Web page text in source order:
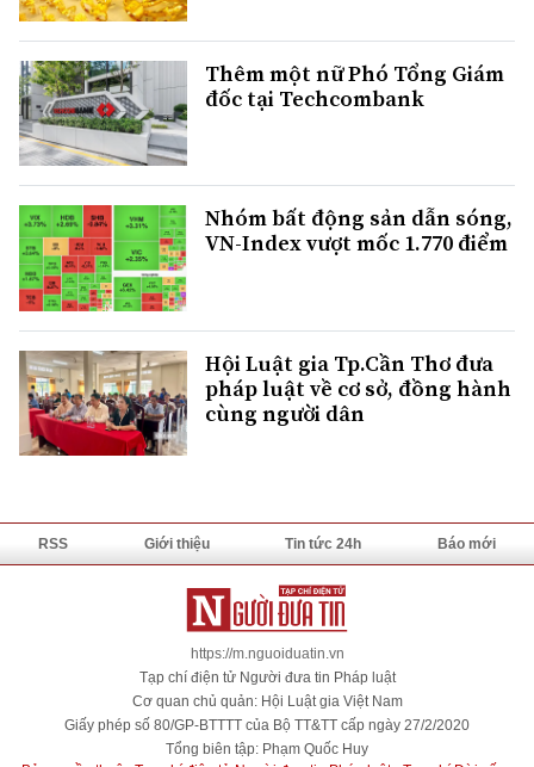
Thêm một nữ Phó Tổng Giám
đốc tại Techcombank
Nhóm bất động sản dẫn sóng,
VN-Index vượt mốc 1.770 điểm
Hội Luật gia Tp.Cần Thơ đưa
pháp luật về cơ sở, đồng hành
cùng người dân
RSS Giới thiệu Tin tức 24h Báo mới
https://m.nguoiduatin.vn
Tạp chí điện tử Người đưa tin Pháp luật
Cơ quan chủ quản: Hội Luật gia Việt Nam
Giấy phép số 80/GP-BTTTT của Bộ TT&TT cấp ngày 27/2/2020
Tổng biên tập: Phạm Quốc Huy